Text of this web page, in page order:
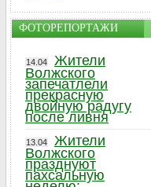
ФОТОРЕПОРТАЖИ
14.04
Жители
Волжского
запечатлели
прекрасную
двойную радугу
после ливня
13.04
Жители
Волжского
празднуют
пахсальную